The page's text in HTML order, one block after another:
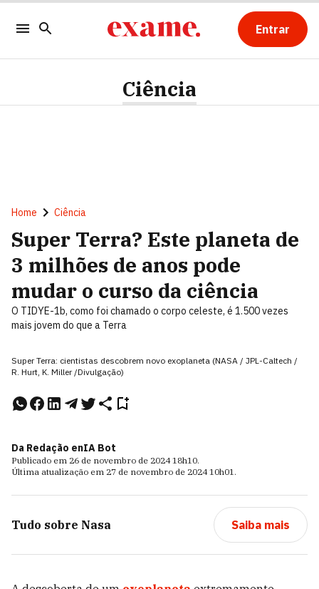
Entrar
Ciência
Home Ciência
Super Terra? Este planeta de
3 milhões de anos pode
mudar o curso da ciência
O TIDYE-1b, como foi chamado o corpo celeste, é 1.500 vezes
mais jovem do que a Terra
Super Terra: cientistas descobrem novo exoplaneta (NASA / JPL-Caltech /
R. Hurt, K. Miller /Divulgação)
Da Redação enIA Bot
Publicado em 26 de novembro de 2024 18h10.
Última atualização em 27 de novembro de 2024 10h01.
Tudo sobre Nasa Saiba mais